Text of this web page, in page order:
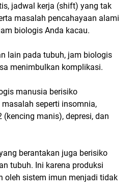
jadwal kerja (shift) yang tak
masalah pencahayaan alami
biologis Anda kacau.
lain pada tubuh, jam biologis
menimbulkan komplikasi.
manusia berisiko
seperti insomnia,
(kencing manis), depresi, dan
berantakan juga berisiko
tubuh. Ini karena produksi
oleh sistem imun menjadi tidak